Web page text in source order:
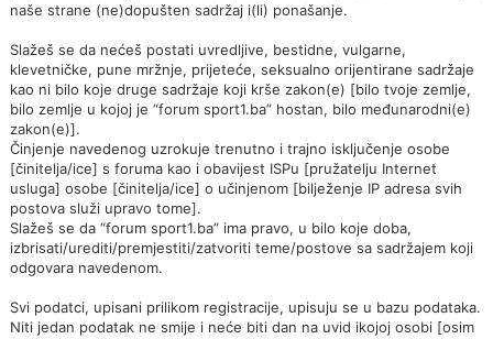
naše strane (ne)dopušten sadržaj i(li) ponašanje.
Slažeš se da nećeš postati uvredljive, bestidne, vulgarne,
klevetničke, pune mržnje, prijeteće, seksualno orijentirane sadržaje
kao ni bilo koje druge sadržaje koji krše zakon(e) [bilo tvoje zemlje,
bilo zemlje u kojoj je “forum sport1.ba” hostan, bilo međunarodni(e)
zakon(e)].
Činjenje navedenog uzrokuje trenutno i trajno isključenje osobe
[činitelja/ice] s foruma kao i obavijest ISPu [pružatelju Internet
usluga] osobe [činitelja/ice] o učinjenom [bilježenje IP adresa svih
postova služi upravo tome].
Slažeš se da “forum sport1.ba” ima pravo, u bilo koje doba,
izbrisati/urediti/premjestiti/zatvoriti teme/postove sa sadržajem koji
odgovara navedenom.
Svi podatci, upisani prilikom registracije, upisuju se u bazu podataka.
Niti jedan podatak ne smije i neće biti dan na uvid ikojoj osobi [osim